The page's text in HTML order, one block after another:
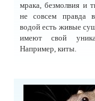
мрака, безмолвия и
не совсем правда
водой есть живые
имеют свой
Например, киты.